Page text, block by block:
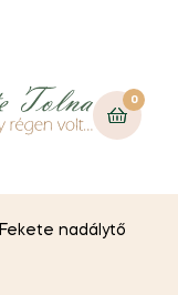
0
Fekete nadálytő